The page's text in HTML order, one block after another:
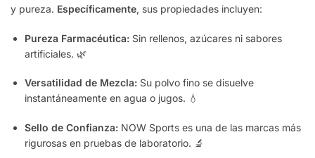
y pureza. Específicamente, sus propiedades incluyen:
Pureza Farmacéutica: Sin rellenos, azúcares ni sabores
artificiales. 🌿
Versatilidad de Mezcla: Su polvo fino se disuelve
instantáneamente en agua o jugos. 💧
Sello de Confianza: NOW Sports es una de las marcas más
rigurosas en pruebas de laboratorio. 🔬